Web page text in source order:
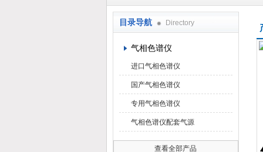
目录导航 Directory
气相色谱仪
进口气相色谱仪
国产气相色谱仪
专用气相色谱仪
气相色谱仪配套气源
查看全部产品